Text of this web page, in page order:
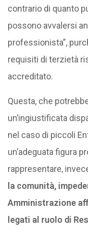
contrario di quanto
possono avvalersi
professionista”,
requisiti di terzietà
accreditato.
Questa, che
un’ingiustificata
nel caso di piccoli
un’adeguata figura
rappresentare,
la comunità,
Amministrazione
legati al ruolo di